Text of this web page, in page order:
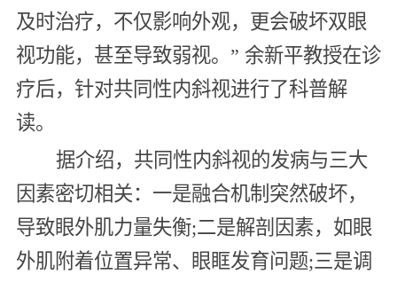
及时治疗，不仅影响外观，更会破坏双眼
视功能，甚至导致弱视。” 余新平教授在诊
疗后，针对共同性内斜视进行了科普解
读。
据介绍，共同性内斜视的发病与三大
因素密切相关：一是融合机制突然破坏，
导致眼外肌力量失衡;二是解剖因素，如眼
外肌附着位置异常、眼眶发育问题;三是调